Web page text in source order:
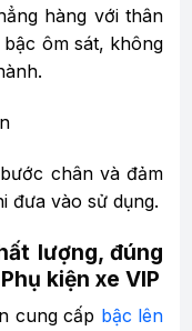
hàng với thân
ôm sát, không
chân và đảm
đưa vào sử dụng.
lượng, đúng
kiện xe VIP
cung cấp bậc lên